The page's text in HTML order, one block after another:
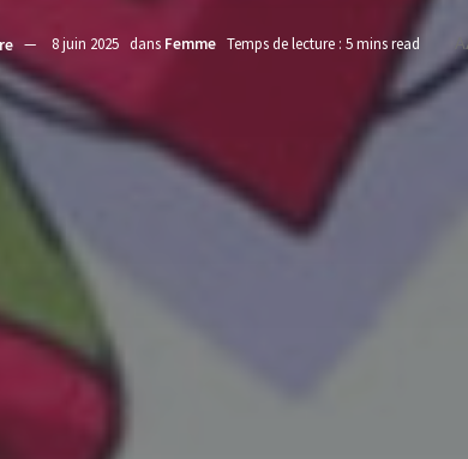
8 juin 2025 dans Femme Temps de lecture : 5 mins read A